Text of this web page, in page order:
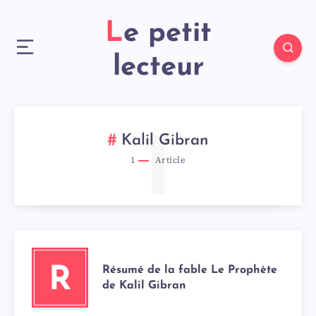
Le petit
lecteur
Kalil Gibran
1 Article
1
R
Résumé de la fable Le Prophète
de Kalil Gibran